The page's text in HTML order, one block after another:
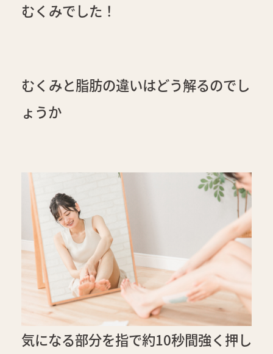
むくみでした！
むくみと脂肪の違いはどう解るのでし
ょうか
気になる部分を指で約10秒間強く押し